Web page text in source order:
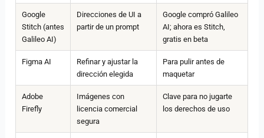
Google
Stitch (antes
Galileo AI)
Direcciones de UI a
partir de un prompt
Google compró Galileo
AI; ahora es Stitch,
gratis en beta
Figma AI
Refinar y ajustar la
dirección elegida
Para pulir antes de
maquetar
Adobe
Firefly
Imágenes con
licencia comercial
segura
Clave para no jugarte
los derechos de uso